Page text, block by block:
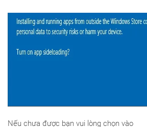
Nếu chưa được bạn vui lòng chọn vào